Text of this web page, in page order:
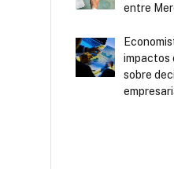
entre
impactos
sobre